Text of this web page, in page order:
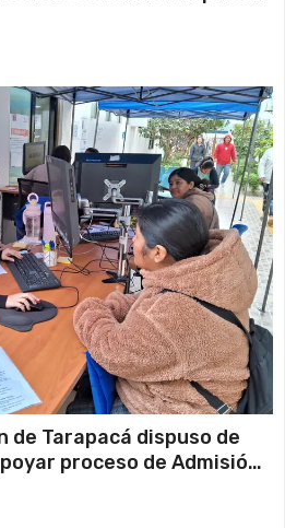
en Iquique
de Tarapacá dispuso de
proceso de Admisión